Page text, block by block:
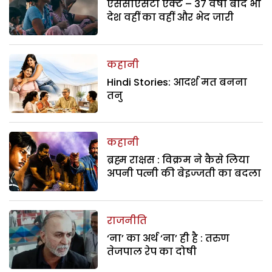
एससीएसटी एक्ट – 37 वर्षों बाद भी
देश वहीं का वहीं और भेद जारी
कहानी
Hindi Stories: आदर्श मत बनना
तनु
कहानी
ब्रह्म राक्षस : विक्रम ने कैसे लिया
अपनी पत्नी की बेइज्जती का बदला
राजनीति
‘ना’ का अर्थ ‘ना’ ही है : तरुण
तेजपाल रेप का दोषी